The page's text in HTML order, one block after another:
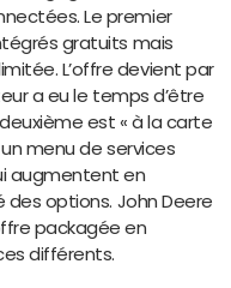
Le premier
gratuits mais
L’offre devient par
a eu le temps d’être
est « à la carte
menu de services
augmentent en
options. John Deere
packagée en
différents.